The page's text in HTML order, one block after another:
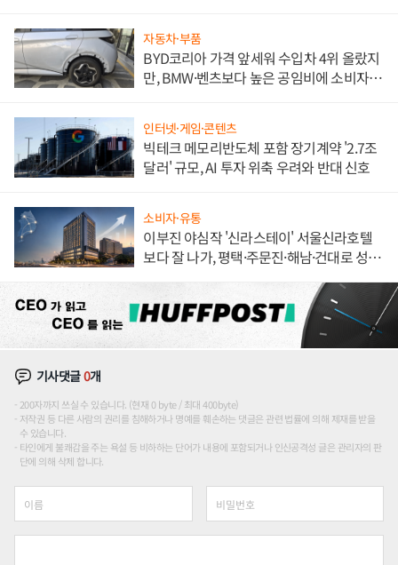
자동차·부품
BYD코리아 가격 앞세워 수입차 4위 올랐지
만, BMW·벤츠보다 높은 공임비에 소비자
인터넷·게임·콘텐츠
빅테크 메모리반도체 포함 장기계약 '2.7조
달러' 규모, AI 투자 위축 우려와 반대 신호
소비자·유통
이부진 야심작 '신라스테이' 서울신라호텔
보다 잘 나가, 평택·주문진·해남·건대로 성
기사댓글0개
200자까지 쓰실 수 있습니다. (현재 0 byte / 최대 400byte)
저작권 등 다른 사람의 권리를 침해하거나 명예를 훼손하는 댓글은 관련 법률에 의해 제재를 받을
수 있습니다.
타인에게 불쾌감을 주는 욕설 등 비하하는 단어가 내용에 포함되거나 인신공격성 글은 관리자의 판
단에 의해 삭제 합니다.